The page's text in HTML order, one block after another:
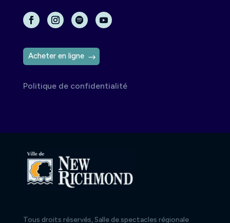
Acheter en ligne
Politique de confidentialité
Tous droits réservés, Salle de spectacles régionale